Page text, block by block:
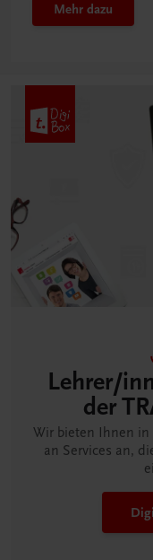
Mehr dazu
Lehrer/
der
Wir bieten Ihnen in
an Services an,